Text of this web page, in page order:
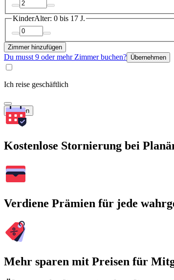
KinderAlter: 0 bis 17 J.
Zimmer hinzufügen
Du musst 9 oder mehr Zimmer buchen? Übernehmen
Ich reise geschäftlich
Suchen
Kostenlose Stornierung bei
Verdiene Prämien für jede
Mehr sparen mit Preisen für